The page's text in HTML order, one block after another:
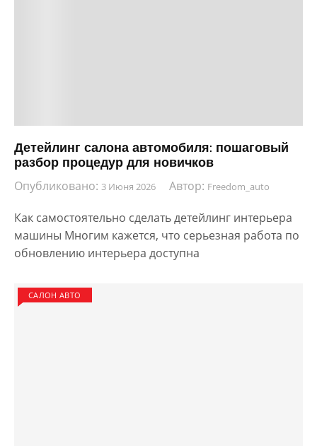
Детейлинг салона автомобиля: пошаговый
разбор процедур для новичков
Опубликовано: 3 Июня 2026 Автор: Freedom_auto
Как самостоятельно сделать детейлинг интерьера
машины Многим кажется, что серьезная работа по
обновлению интерьера доступна
САЛОН АВТО